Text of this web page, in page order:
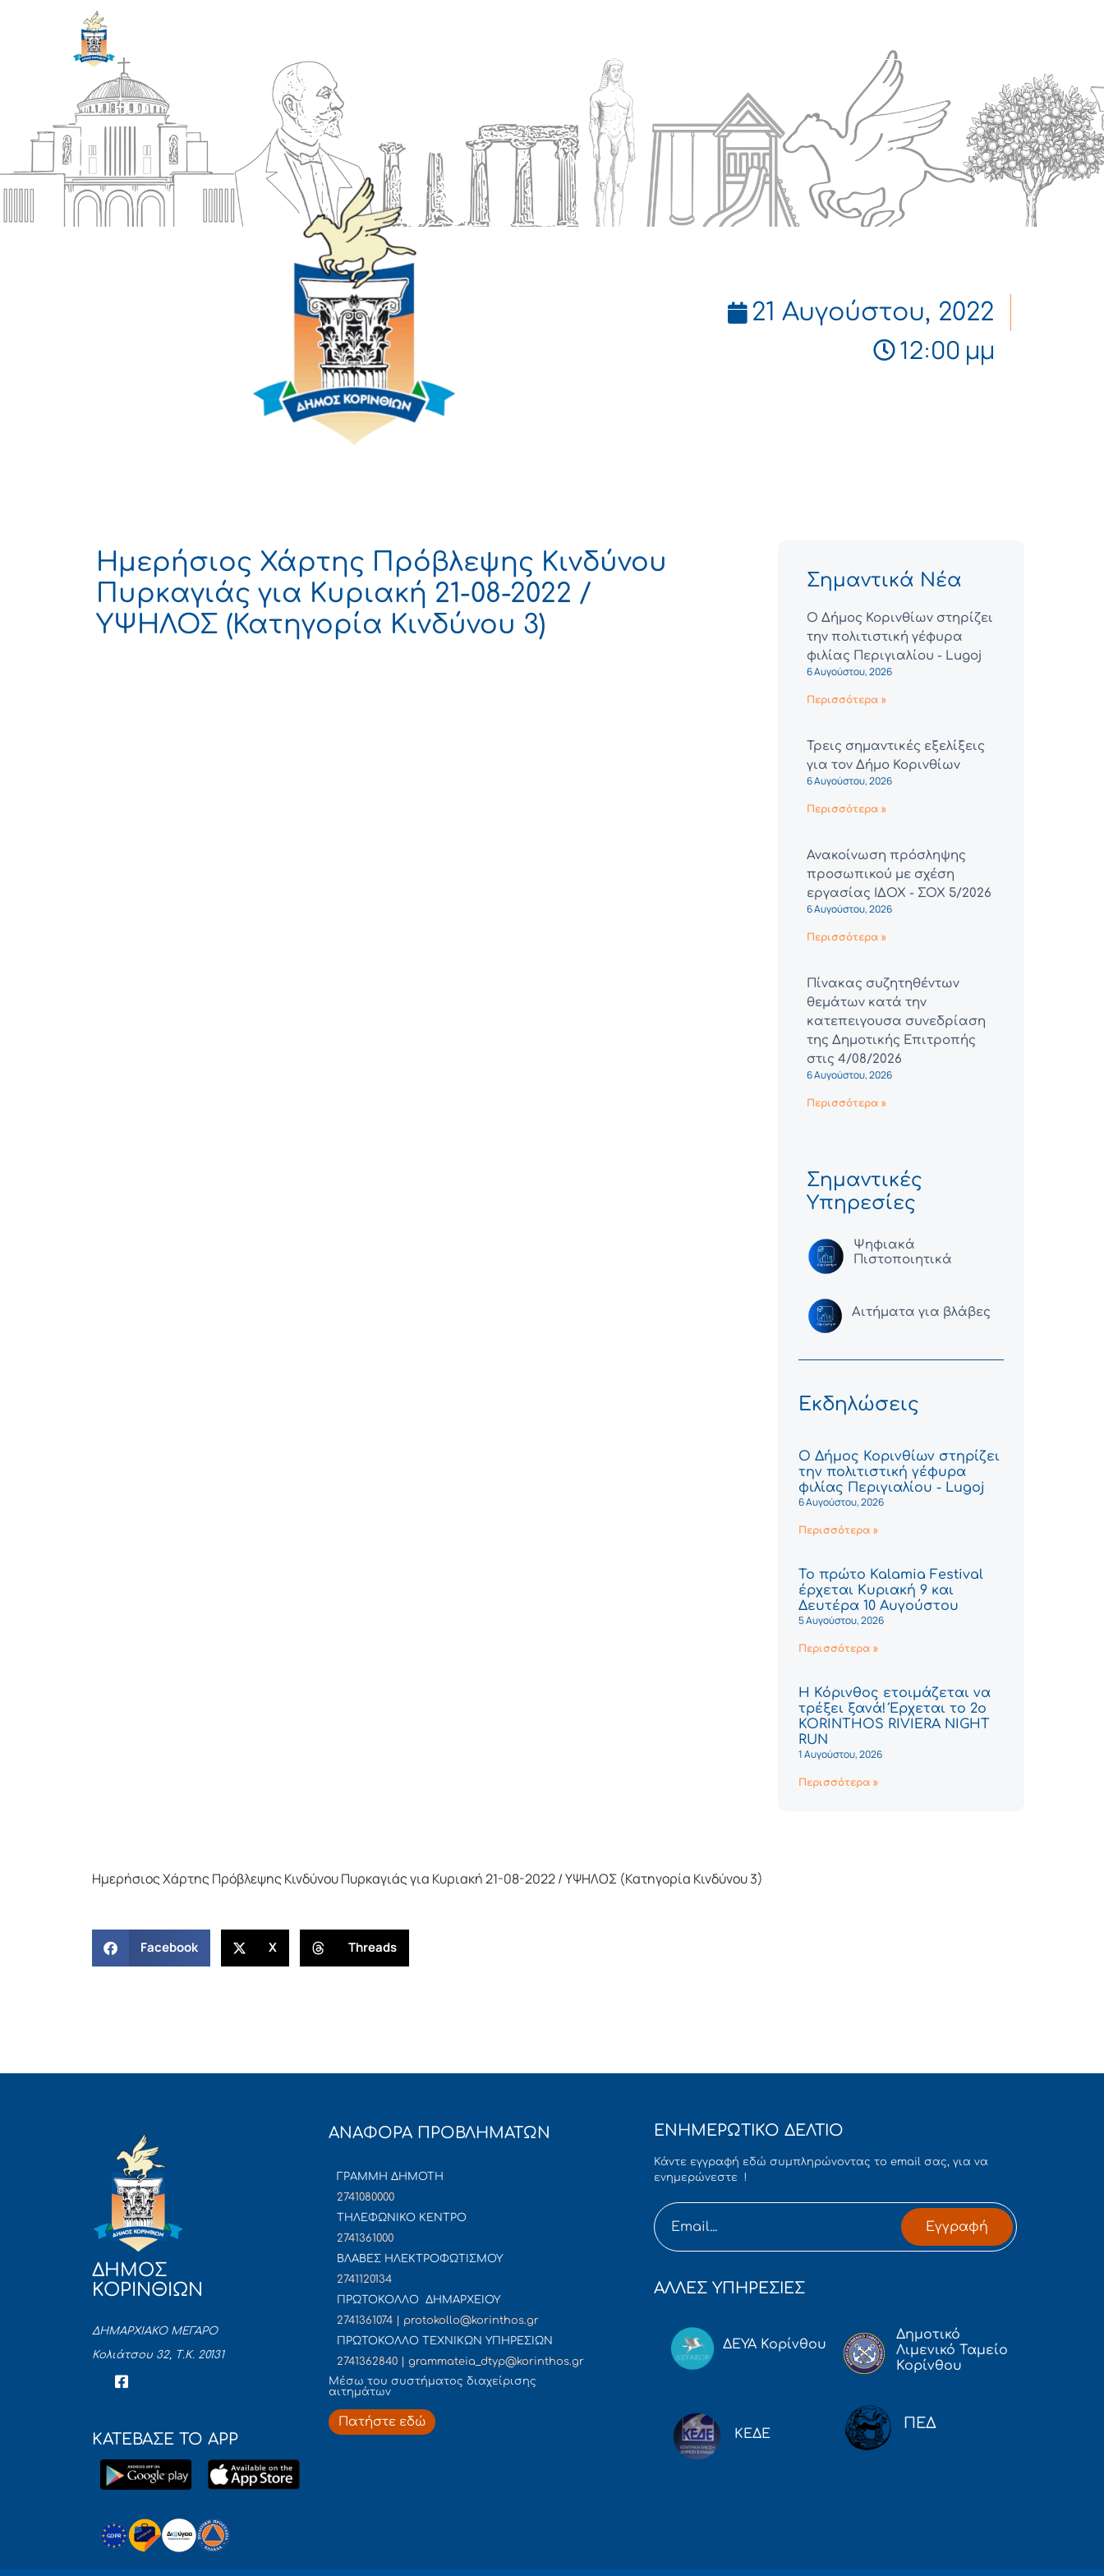
21 Αυγούστου, 2022
12:00 μμ
Ημερήσιος Χάρτης Πρόβλεψης Κινδύνου
Πυρκαγιάς για Κυριακή 21-08-2022 /
ΥΨΗΛΟΣ (Κατηγορία Κινδύνου 3)
Σημαντικά Νέα
Ο Δήμος Κορινθίων στηρίζει
την πολιτιστική γέφυρα
φιλίας Περιγιαλίου - Lugoj
6 Αυγούστου, 2026
Περισσότερα »
Τρεις σημαντικές εξελίξεις
για τον Δήμο Κορινθίων
6 Αυγούστου, 2026
Περισσότερα »
Ανακοίνωση πρόσληψης
προσωπικού με σχέση
εργασίας ΙΔΟΧ - ΣΟΧ 5/2026
6 Αυγούστου, 2026
Περισσότερα »
Πίνακας συζητηθέντων
θεμάτων κατά την
κατεπειγουσα συνεδρίαση
της Δημοτικής Επιτροπής
στις 4/08/2026
6 Αυγούστου, 2026
Περισσότερα »
Σημαντικές
Υπηρεσίες
Ψηφιακά
Πιστοποιητικά
Αιτήματα για βλάβες
Εκδηλώσεις
Ο Δήμος Κορινθίων στηρίζει
την πολιτιστική γέφυρα
φιλίας Περιγιαλίου - Lugoj
6 Αυγούστου, 2026
Περισσότερα »
Το πρώτο Kalamia Festival
έρχεται Κυριακή 9 και
Δευτέρα 10 Αυγούστου
5 Αυγούστου, 2026
Περισσότερα »
Η Κόρινθος ετοιμάζεται να
τρέξει ξανά! Έρχεται το 2ο
KORINTHOS RIVIERA NIGHT
RUN
1 Αυγούστου, 2026
Περισσότερα »
Ημερήσιος Χάρτης Πρόβλεψης Κινδύνου Πυρκαγιάς για Κυριακή 21-08-2022 / ΥΨΗΛΟΣ (Κατηγορία Κινδύνου 3)
Facebook X Threads
ΔΗΜΟΣ
ΚΟΡΙΝΘΙΩΝ
ΔΗΜΑΡΧΙΑΚΟ ΜΕΓΑΡΟ
Κολιάτσου 32, Τ.Κ. 20131
ΚΑΤΕΒΑΣΕ ΤΟ APP
ΑΝΑΦΟΡΑ ΠΡΟΒΛΗΜΑΤΩΝ
ΓΡΑΜΜΗ ΔΗΜΟΤΗ
2741080000
ΤΗΛΕΦΩΝΙΚΟ ΚΕΝΤΡΟ
2741361000
ΒΛΑΒΕΣ ΗΛΕΚΤΡΟΦΩΤΙΣΜΟΥ
2741120134
ΠΡΩΤΟΚΟΛΛΟ ΔΗΜΑΡΧΕΙΟΥ
2741361074 | protokollo@korinthos.gr
ΠΡΩΤΟΚΟΛΛΟ ΤΕΧΝΙΚΩΝ ΥΠΗΡΕΣΙΩΝ
2741362840 | grammateia_dtyp@korinthos.gr
Mέσω του συστήματος διαχείρισης
αιτημάτων
Πατήστε εδώ
ΕΝΗΜΕΡΩΤΙΚΟ ΔΕΛΤΙΟ
Κάντε εγγραφή εδώ συμπληρώνοντας το email σας, για να
ενημερώνεστε !
Εγγραφή
ΑΛΛΕΣ ΥΠΗΡΕΣΙΕΣ
ΔΕΥΑ Κορίνθου
Δημοτικό
Λιμενικό Ταμείο
Κορίνθου
ΚΕΔΕ
ΠΕΔ